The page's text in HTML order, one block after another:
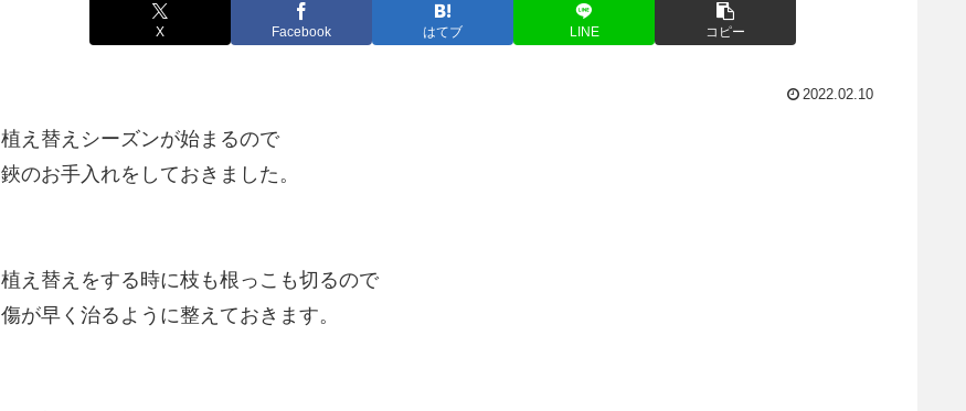
X Facebook はてブ LINE コピー
2022.02.10
植え替えシーズンが始まるので
鋏のお手入れをしておきました。
植え替えをする時に枝も根っこも切るので
傷が早く治るように整えておきます。